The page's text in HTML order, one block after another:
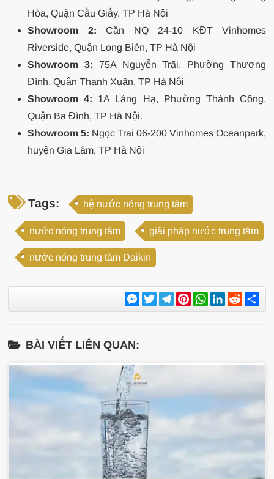
Hòa, Quận Cầu Giấy, TP Hà Nội
Showroom 2: Căn NQ 24-10 KĐT Vinhomes
Riverside, Quận Long Biên, TP Hà Nội
Showroom 3: 75A Nguyễn Trãi, Phường Thượng
Đình, Quận Thanh Xuân, TP Hà Nội
Showroom 4: 1A Láng Hạ, Phường Thành Công,
Quận Ba Đình, TP Hà Nội.
Showroom 5: Ngọc Trai 06-200 Vinhomes Oceanpark,
huyện Gia Lâm, TP Hà Nội
Tags: hệ nước nóng trung tâm
nước nóng trung tâm giải pháp nước trung tâm
nước nóng trung tâm Daikin
Messenger
TwitterTelegram
PinterestWhatsApp
LinkedIn
Reddit
BÀI VIẾT LIÊN QUAN: